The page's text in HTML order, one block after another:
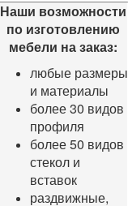
Наши возможности
по изготовлению
мебели на заказ:
любые размеры
и материалы
более 30 видов
профиля
более 50 видов
стекол и
вставок
раздвижные,